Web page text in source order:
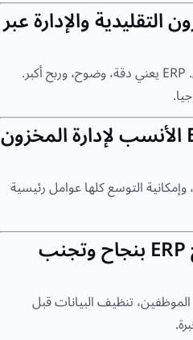
التقليدية والإدارة عبر
إدارة تقليدية تعني فوضى وتخمين. ERP يعني دقة، وضوح، وربح أكبر.
كيفية اختيار نظام ERP الأنسب لإدارة المخزون
التوسع كلها عوامل رئيسية
خطوات تطبيق برنامج ERP بنجاح وتجنب
تنظيف البيانات قبل